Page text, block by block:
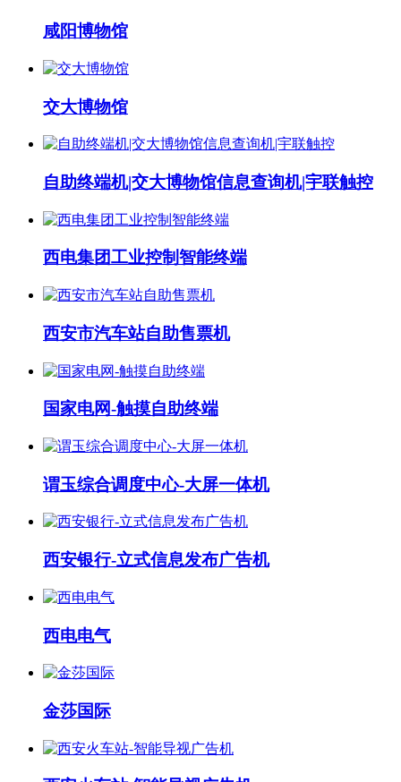
咸阳博物馆
交大博物馆
自助终端机|交大博物馆信息查询机|宇联触控
西电集团工业控制智能终端
西安市汽车站自助售票机
国家电网-触摸自助终端
谓玉综合调度中心-大屏一体机
西安银行-立式信息发布广告机
西电电气
金莎国际